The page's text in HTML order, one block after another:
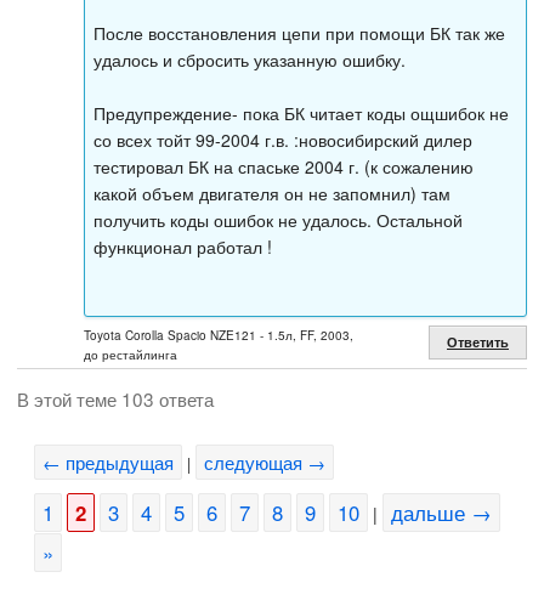
После восстановления цепи при помощи БК так же
удалось и сбросить указанную ошибку.
Предупреждение- пока БК читает коды ощшибок не
со всех тойт 99-2004 г.в. :новосибирский дилер
тестировал БК на спаське 2004 г. (к сожалению
какой объем двигателя он не запомнил) там
получить коды ошибок не удалось. Остальной
функционал работал !
Toyota Corolla Spacio NZE121 - 1.5л, FF, 2003,
до рестайлинга
Ответить
В этой теме 103 ответа
← предыдущая | следующая →
1 2 3 4 5 6 7 8 9 10 |
дальше →
»